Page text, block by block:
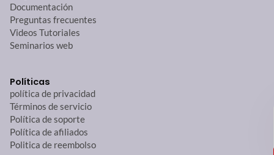
Documentación
Preguntas frecuentes
Videos Tutoriales
Seminarios web
Políticas
política de privacidad
Términos de servicio
Política de soporte
Política de afiliados
Politica de reembolso